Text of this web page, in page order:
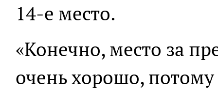
14-е место.
«Конечно, место за
очень хорошо, потому